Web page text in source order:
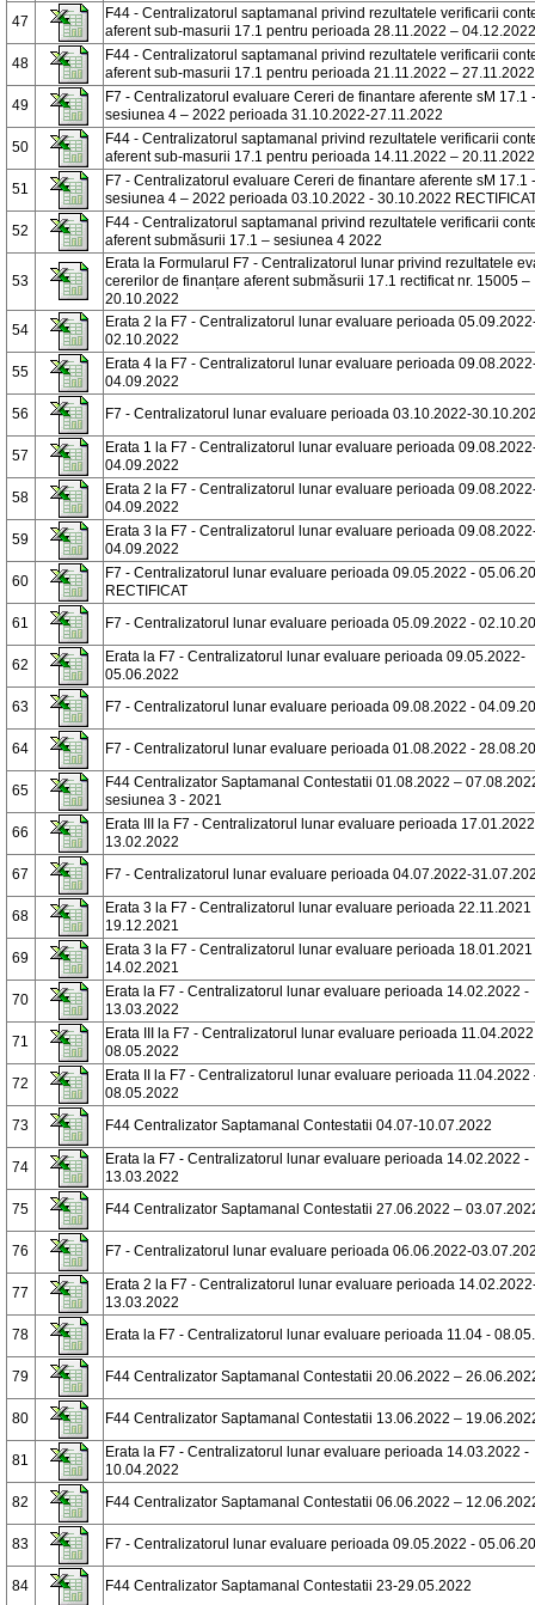
47
F44 - Centralizatorul saptamanal privind rezultatele verificarii
aferent sub-masurii 17.1 pentru perioada 28.11.2022 – 04.12.2022
48
F44 - Centralizatorul saptamanal privind rezultatele verificarii
aferent sub-masurii 17.1 pentru perioada 21.11.2022 – 27.11.2022
49
F7 - Centralizatorul evaluare Cereri de finantare aferente sM 17.1 -
sesiunea 4 – 2022 perioada 31.10.2022-27.11.2022
50
F44 - Centralizatorul saptamanal privind rezultatele verificarii
aferent sub-masurii 17.1 pentru perioada 14.11.2022 – 20.11.2022
51
F7 - Centralizatorul evaluare Cereri de finantare aferente sM 17.1 -
sesiunea 4 – 2022 perioada 03.10.2022 - 30.10.2022
52
F44 - Centralizatorul saptamanal privind rezultatele verificarii
aferent submăsurii 17.1 – sesiunea 4 2022
53
Erata la Formularul F7 - Centralizatorul lunar privind rezultatele
cererilor de finanțare aferent submăsurii 17.1 rectificat nr. 15005 –
20.10.2022
54
Erata 2 la F7 - Centralizatorul lunar evaluare perioada
02.10.2022
55
Erata 4 la F7 - Centralizatorul lunar evaluare perioada
04.09.2022
56
F7 - Centralizatorul lunar evaluare perioada 03.10.2022-
57
Erata 1 la F7 - Centralizatorul lunar evaluare perioada
04.09.2022
58
Erata 2 la F7 - Centralizatorul lunar evaluare perioada
04.09.2022
59
Erata 3 la F7 - Centralizatorul lunar evaluare perioada
04.09.2022
60
F7 - Centralizatorul lunar evaluare perioada 09.05.2022 -
RECTIFICAT
61
F7 - Centralizatorul lunar evaluare perioada 05.09.2022 -
62
Erata la F7 - Centralizatorul lunar evaluare perioada 09.05.2022-
05.06.2022
63
F7 - Centralizatorul lunar evaluare perioada 09.08.2022 -
64 F7 - Centralizatorul lunar evaluare perioada 01.08.2022 -
65
F44 Centralizator Saptamanal Contestatii 01.08.2022 –
sesiunea 3 - 2021
66
Erata III la F7 - Centralizatorul lunar evaluare perioada
13.02.2022
67
F7 - Centralizatorul lunar evaluare perioada 04.07.2022-
68
Erata 3 la F7 - Centralizatorul lunar evaluare perioada 22.11.2021
19.12.2021
69
Erata 3 la F7 - Centralizatorul lunar evaluare perioada 18.01.2021
14.02.2021
70
Erata la F7 - Centralizatorul lunar evaluare perioada 14.02.2022 -
13.03.2022
71
Erata III la F7 - Centralizatorul lunar evaluare perioada
08.05.2022
72
Erata II la F7 - Centralizatorul lunar evaluare perioada 11.04.2022
08.05.2022
73
F44 Centralizator Saptamanal Contestatii 04.07-10.07.2022
74
Erata la F7 - Centralizatorul lunar evaluare perioada 14.02.2022 -
13.03.2022
75
F44 Centralizator Saptamanal Contestatii 27.06.2022 –
76 F7 - Centralizatorul lunar evaluare perioada 06.06.2022-
77
Erata 2 la F7 - Centralizatorul lunar evaluare perioada
13.03.2022
78
Erata la F7 - Centralizatorul lunar evaluare perioada 11.04 -
79 F44 Centralizator Saptamanal Contestatii 20.06.2022 –
80 F44 Centralizator Saptamanal Contestatii 13.06.2022 –
81
Erata la F7 - Centralizatorul lunar evaluare perioada 14.03.2022 -
10.04.2022
82
F44 Centralizator Saptamanal Contestatii 06.06.2022 –
83 F7 - Centralizatorul lunar evaluare perioada 09.05.2022 -
84 F44 Centralizator Saptamanal Contestatii 23-29.05.2022